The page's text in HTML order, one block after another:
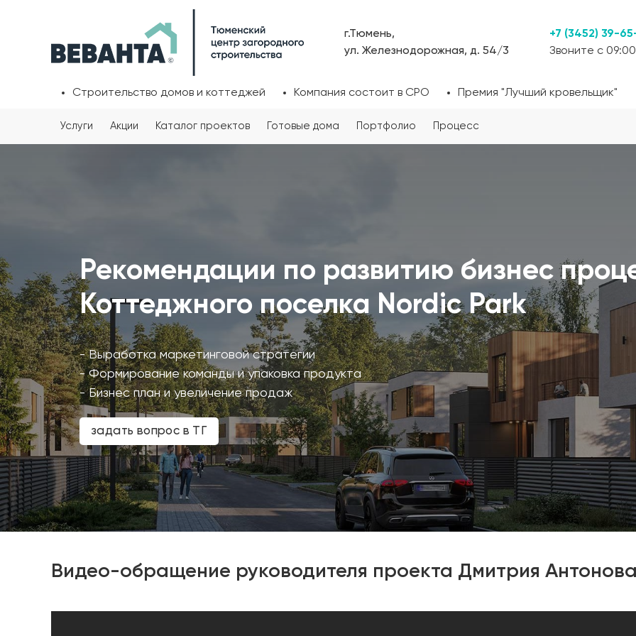
г.Тюмень,
ул. Железнодорожная, д. 54/3
+7 (3452) 39-
Звоните с
Строительство домов и коттеджей Компания состоит в СРО Премия "Лучший кровельщик"
Услуги Акции Каталог проектов Готовые дома Портфолио Процесс
Рекомендации по развитию бизнес
Коттеджного поселка Nordic Park
- Выработка маркетинговой стратегии
- Формирование команды и упаковка продукта
- Бизнес план и увеличение продаж
задать вопрос в ТГ
Видео-обращение руководителя проекта Дмитрия